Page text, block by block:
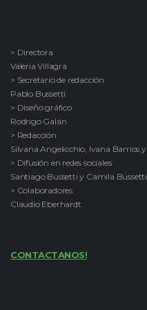
> Directora
Valeria Villagra
> Secretario de redacción
Pablo Bussetti
> Diseño gráfico
Rodrigo Galán
> Redacción
Silvana Angelicchio, Ivana Barrios
> Difusión en redes sociales
Santiago Bussetti y Camila Bussetti
> Colaboradores
Claudio Eberhardt
CONTACTANOS!